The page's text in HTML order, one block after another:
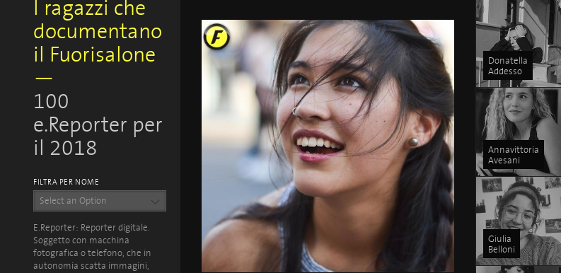
I ragazzi che
documentano
il Fuorisalone
—
100
e.Reporter per
il 2018
FILTRA PER NOME
Select an Option
E.Reporter: Reporter digitale.
Soggetto con macchina
fotografica o telefono, che in
autonomia scatta immagini,
Donatella
Addesso
Annavittoria
Avesani
Giulia
Belloni